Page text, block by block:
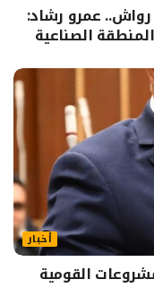
رواش.. عمرو رشاد:
الصناعية
أخبار
القومية